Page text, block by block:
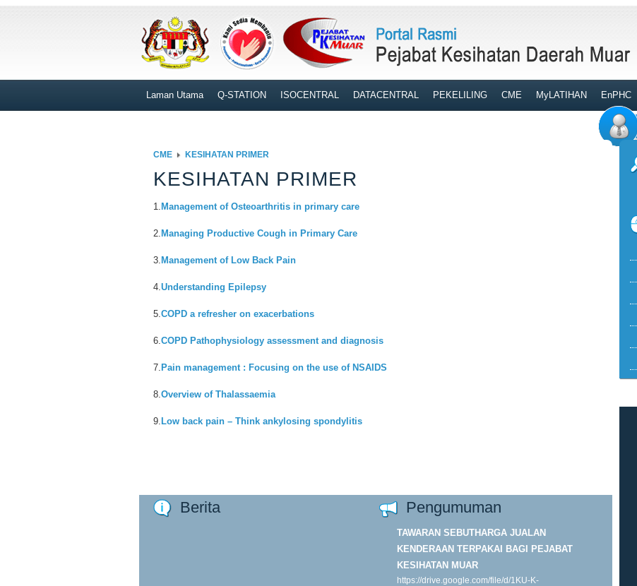
Laman Utama Q-STATION ISOCENTRAL DATACENTRAL PEKELILING CME MyLATIHAN EnPHC
CME KESIHATAN PRIMER
KESIHATAN PRIMER
1. Management of Osteoarthritis in primary care
2. Managing Productive Cough in Primary Care
3. Management of Low Back Pain
4.Understanding Epilepsy
5.COPD a refresher on exacerbations
6.COPD Pathophysiology assessment and diagnosis
7. Pain management : Focusing on the use of NSAIDS
8.Overview of Thalassaemia
9. Low back pain – Think ankylosing spondylitis
Berita Pengumuman
TAWARAN SEBUTHARGA JUALAN
KENDERAAN TERPAKAI BAGI PEJABAT
KESIHATAN MUAR
https://drive.google.com/file/d/1KU-K-